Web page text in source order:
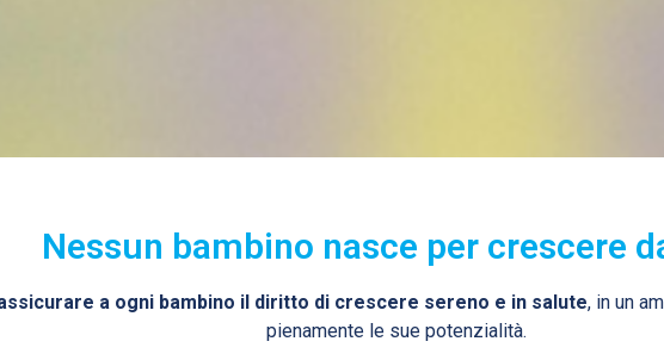
Nessun bambino nasce per crescere
a ogni bambino il diritto di crescere sereno e in salute, in un
pienamente le sue potenzialità.